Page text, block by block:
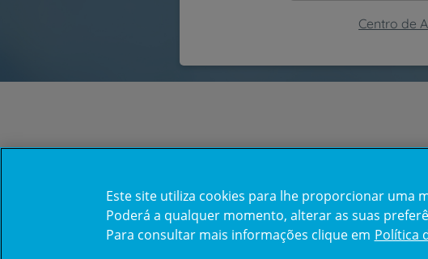
Centro de
Este site utiliza cookies para lhe proporcionar uma
Poderá a qualquer momento, alterar as suas
Para consultar mais informações clique em Política